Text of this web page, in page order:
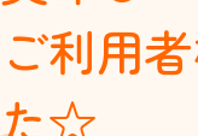
ご利用
た☆